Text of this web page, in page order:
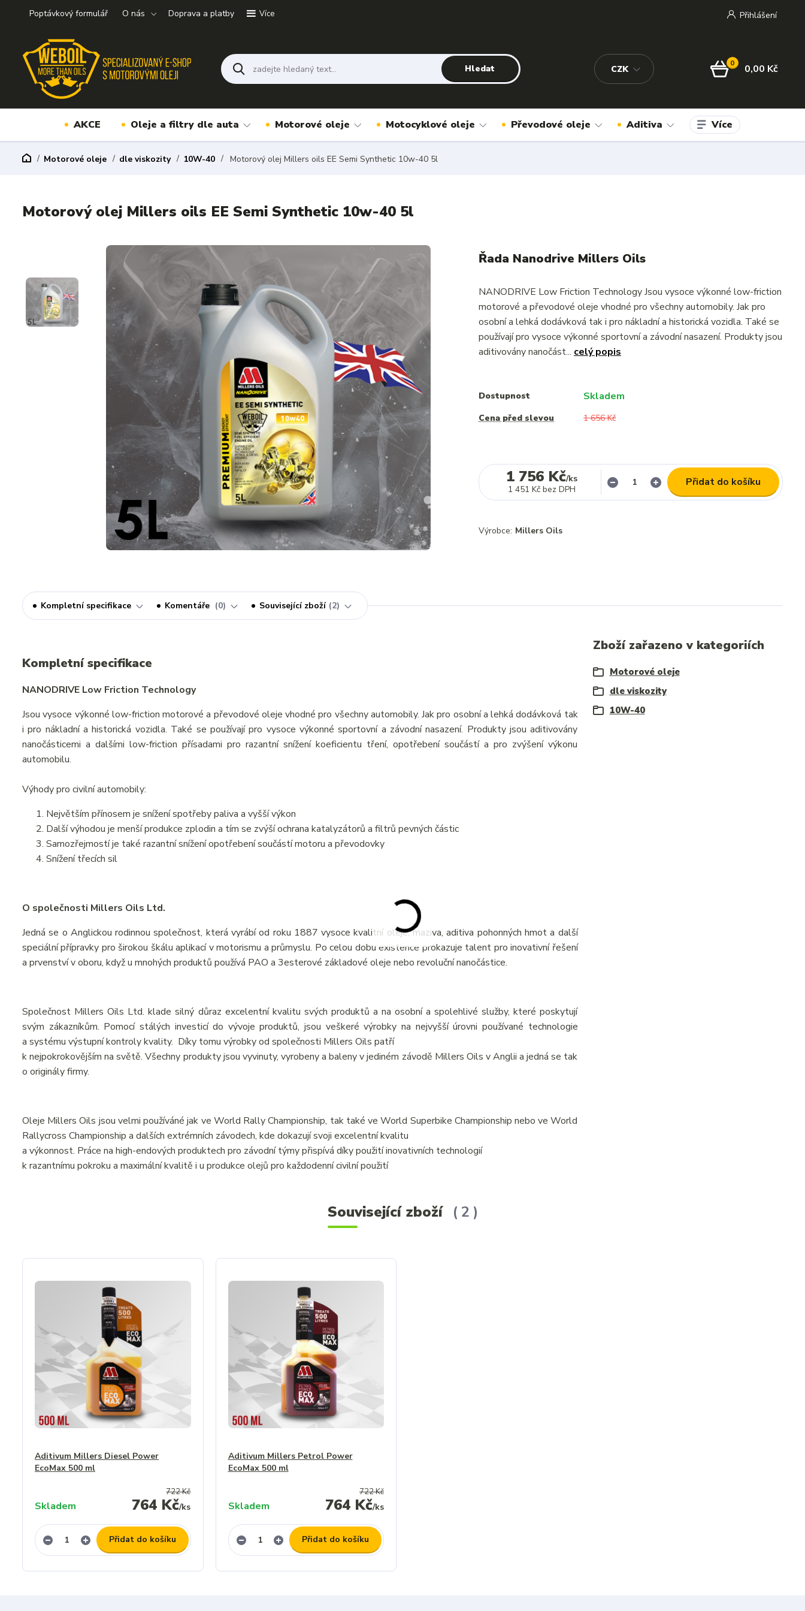
Poptávkový formulář O nás Doprava a platby Více
CZK
Přihlášení
Hledat 0 0,00 Kč
AKCE Oleje a filtry dle auta Motorové oleje Motocyklové oleje Převodové oleje Aditiva Více
Motorové oleje dle viskozity 10W-40 Motorový olej Millers oils EE Semi Synthetic 10w-40 5l
Motorový olej Millers oils EE Semi Synthetic 10w-40 5l
Řada Nanodrive Millers Oils
NANODRIVE Low Friction Technology Jsou vysoce výkonné low-friction
motorové a převodové oleje vhodné pro všechny automobily. Jak pro
osobní a lehká dodávková tak i pro nákladní a historická vozidla. Také se
používají pro vysoce výkonné sportovní a závodní nasazení. Produkty jsou
aditivovány nanočást... celý popis
Dostupnost Skladem
Cena před slevou 1 656 Kč
1 756 Kč/ks
1 451 Kč bez DPH
Přidat do košíku
Výrobce: Millers Oils
Kompletní specifikace Komentáře 0 Související zboží 2
Kompletní specifikace
NANODRIVE Low Friction Technology
Jsou vysoce výkonné low-friction motorové a převodové oleje vhodné pro všechny automobily. Jak pro osobní a lehká dodávková tak
i pro nákladní a historická vozidla. Také se používají pro vysoce výkonné sportovní a závodní nasazení. Produkty jsou aditivovány
nanočásticemi a dalšími low-friction přísadami pro razantní snížení koeficientu tření, opotřebení součástí a pro zvýšení výkonu
automobilu.
Výhody pro civilní automobily:
Největším přínosem je snížení spotřeby paliva a vyšší výkon
Další výhodou je menší produkce zplodin a tím se zvýší ochrana katalyzátorů a filtrů pevných částic
Samozřejmostí je také razantní snížení opotřebení součástí motoru a převodovky
Snížení třecích sil
O společnosti Millers Oils Ltd.
Jedná se o Anglickou rodinnou společnost, která vyrábí od roku 1887 vysoce kvalitní oleje, maziva, aditiva pohonných hmot a další
speciální přípravky pro širokou škálu aplikací v motorismu a průmyslu. Po celou dobu existence prokazuje talent pro inovativní řešení
a prvenství v oboru, když u mnohých produktů používá PAO a 3esterové základové oleje nebo revoluční nanočástice.
Společnost Millers Oils Ltd. klade silný důraz excelentní kvalitu svých produktů a na osobní a spolehlivé služby, které poskytují
svým zákazníkům. Pomocí stálých investicí do vývoje produktů, jsou veškeré výrobky na nejvyšší úrovni používané technologie
a systému výstupní kontroly kvality. Díky tomu výrobky od společnosti Millers Oils patří
k nejpokrokovějším na světě. Všechny produkty jsou vyvinuty, vyrobeny a baleny v jediném závodě Millers Oils v Anglii a jedná se tak
o originály firmy.
Oleje Millers Oils jsou velmi používáné jak ve World Rally Championship, tak také ve World Superbike Championship nebo ve World
Rallycross Championship a dalších extrémních závodech, kde dokazují svoji excelentní kvalitu
a výkonnost. Práce na high-endových produktech pro závodní týmy přispívá díky použití inovativních technologií
k razantnímu pokroku a maximální kvalitě i u produkce olejů pro každodenní civilní použití
Zboží zařazeno v kategoriích
Motorové oleje
dle viskozity
10W-40
Související zboží 2
Aditivum Millers Diesel Power
EcoMax 500 ml
722 Kč
764 Kč/ks
Skladem
Přidat do košíku
Aditivum Millers Petrol Power
EcoMax 500 ml
722 Kč
764 Kč/ks
Skladem
Přidat do košíku